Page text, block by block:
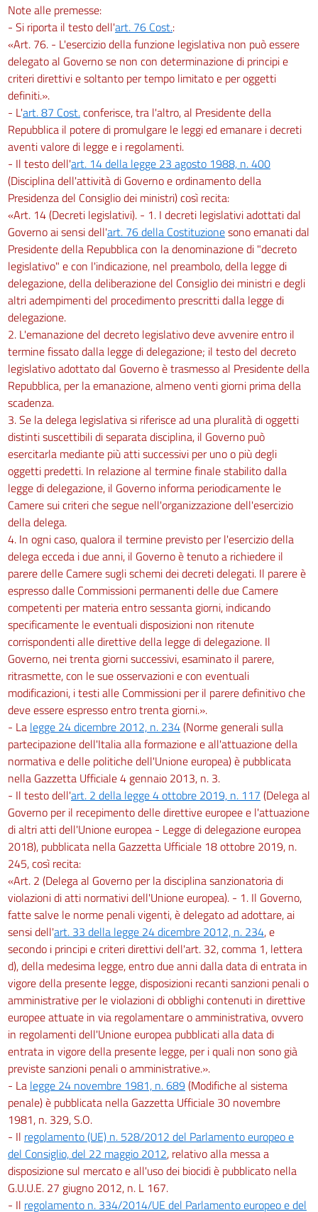
Note alle premesse:
- Si riporta il testo dell'art. 76 Cost.:
«Art. 76. - L'esercizio della funzione legislativa non può essere
delegato al Governo se non con determinazione di principi e
criteri direttivi e soltanto per tempo limitato e per oggetti
definiti.».
- L'art. 87 Cost.conferisce, tra l'altro, al Presidente della
Repubblica il potere di promulgare le leggi ed emanare i decreti
aventi valore di legge e i regolamenti.
- Il testo dell'art. 14 della legge 23 agosto 1988, n. 400
(Disciplina dell'attività di Governo e ordinamento della
Presidenza del Consiglio dei ministri) così recita:
«Art. 14 (Decreti legislativi). - 1. I decreti legislativi adottati dal
Governo ai sensi dell'art. 76 della Costituzionesono emanati dal
Presidente della Repubblica con la denominazione di "decreto
legislativo" e con l'indicazione, nel preambolo, della legge di
delegazione, della deliberazione del Consiglio dei ministri e degli
altri adempimenti del procedimento prescritti dalla legge di
delegazione.
2. L'emanazione del decreto legislativo deve avvenire entro il
termine fissato dalla legge di delegazione; il testo del decreto
legislativo adottato dal Governo è trasmesso al Presidente della
Repubblica, per la emanazione, almeno venti giorni prima della
scadenza.
3. Se la delega legislativa si riferisce ad una pluralità di oggetti
distinti suscettibili di separata disciplina, il Governo può
esercitarla mediante più atti successivi per uno o più degli
oggetti predetti. In relazione al termine finale stabilito dalla
legge di delegazione, il Governo informa periodicamente le
Camere sui criteri che segue nell'organizzazione dell'esercizio
della delega.
4. In ogni caso, qualora il termine previsto per l'esercizio della
delega ecceda i due anni, il Governo è tenuto a richiedere il
parere delle Camere sugli schemi dei decreti delegati. Il parere è
espresso dalle Commissioni permanenti delle due Camere
competenti per materia entro sessanta giorni, indicando
specificamente le eventuali disposizioni non ritenute
corrispondenti alle direttive della legge di delegazione. Il
Governo, nei trenta giorni successivi, esaminato il parere,
ritrasmette, con le sue osservazioni e con eventuali
modificazioni, i testi alle Commissioni per il parere definitivo che
deve essere espresso entro trenta giorni.».
- La legge 24 dicembre 2012, n. 234(Norme generali sulla
partecipazione dell'Italia alla formazione e all'attuazione della
normativa e delle politiche dell'Unione europea) è pubblicata
nella Gazzetta Ufficiale 4 gennaio 2013, n. 3.
- Il testo dell'art. 2 della legge 4 ottobre 2019, n. 117 (Delega al
Governo per il recepimento delle direttive europee e l'attuazione
di altri atti dell'Unione europea - Legge di delegazione europea
2018), pubblicata nella Gazzetta Ufficiale 18 ottobre 2019, n.
245, così recita:
«Art. 2 (Delega al Governo per la disciplina sanzionatoria di
violazioni di atti normativi dell'Unione europea). - 1. Il Governo,
fatte salve le norme penali vigenti, è delegato ad adottare, ai
sensi dell'art. 33 della legge 24 dicembre 2012, n. 234, e
secondo i principi e criteri direttivi dell'art. 32, comma 1, lettera
d), della medesima legge, entro due anni dalla data di entrata in
vigore della presente legge, disposizioni recanti sanzioni penali o
amministrative per le violazioni di obblighi contenuti in direttive
europee attuate in via regolamentare o amministrativa, ovvero
in regolamenti dell'Unione europea pubblicati alla data di
entrata in vigore della presente legge, per i quali non sono già
previste sanzioni penali o amministrative.».
- La legge 24 novembre 1981, n. 689 (Modifiche al sistema
penale) è pubblicata nella Gazzetta Ufficiale 30 novembre
1981, n. 329, S.O.
- Il regolamento (UE) n. 528/2012 del Parlamento europeo e
del Consiglio, del 22 maggio 2012, relativo alla messa a
disposizione sul mercato e all'uso dei biocidi è pubblicato nella
G.U.U.E. 27 giugno 2012, n. L 167.
- Il regolamento n. 334/2014/UE del Parlamento europeo e del